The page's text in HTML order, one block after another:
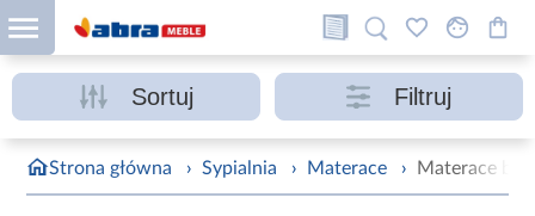
Sortuj Filtruj
Strona główna › Sypialnia › Materace › Materace